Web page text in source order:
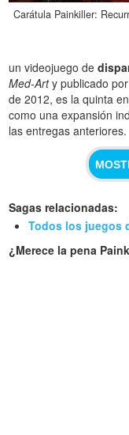
Carátula Painkiller:
un videojuego de
Med-Arty publicado
de 2012, es la quinta
como una expansión
las entregas anteriores.
Sagas relacionadas:
Todos los juegos
¿Merece la pena